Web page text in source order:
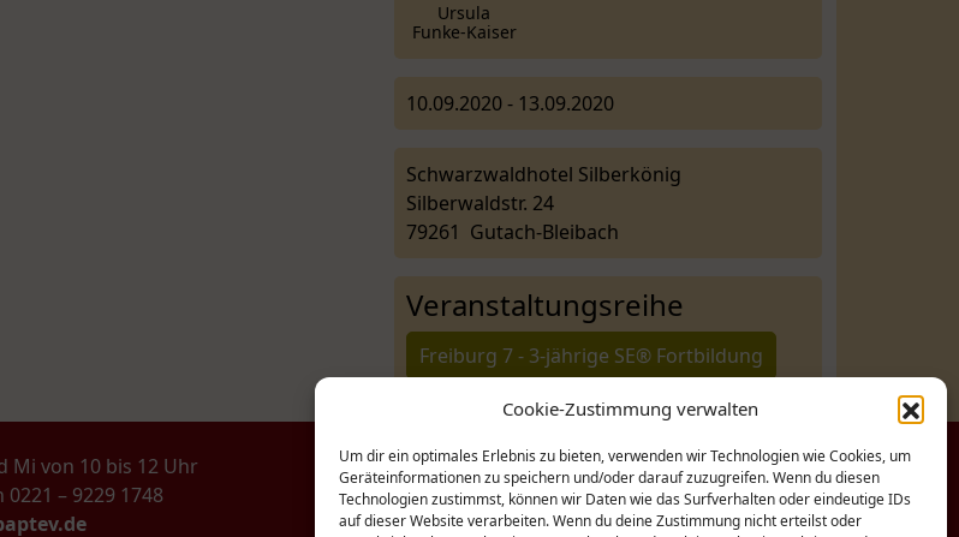
Cookie-Zustimmung verwalten
Um dir ein optimales Erlebnis zu bieten, verwenden wir Technologien wie Cookies, um
Geräteinformationen zu speichern und/oder darauf zuzugreifen. Wenn du diesen
Technologien zustimmst, können wir Daten wie das Surfverhalten oder eindeutige IDs
auf dieser Website verarbeiten. Wenn du deine Zustimmung nicht erteilst oder
Ursula
Funke-Kaiser
10.09.2020 - 13.09.2020
Schwarzwaldhotel Silberkönig
Silberwaldstr. 24
79261 Gutach-Bleibach
Veranstaltungsreihe
Freiburg 7 - 3-jährige SE® Fortbildung
Mi von 10 bis 12 Uhr
0221 – 9229 1748